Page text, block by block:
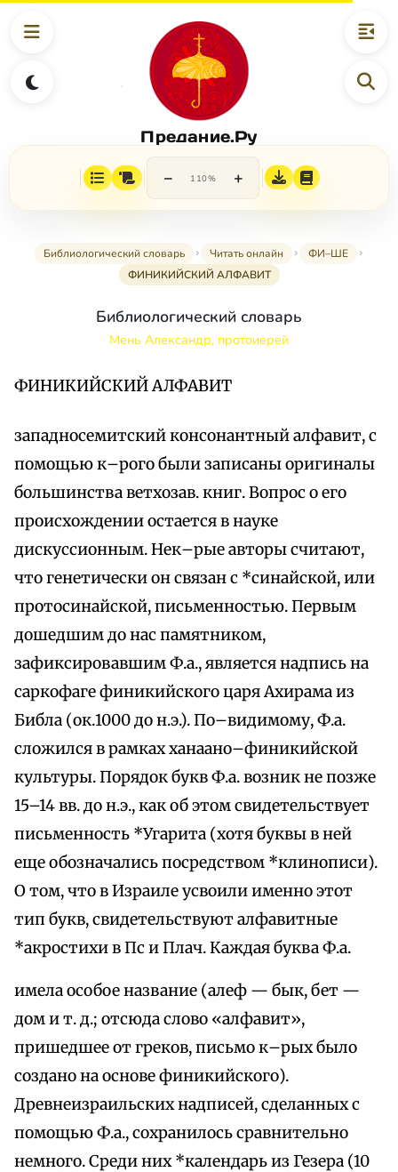
Предание.Ру
− 110% +
Библиологический словарь Читать онлайн
ФИ–ШЕ
ФИНИКИЙСКИЙ АЛФАВИТ
Библиологический словарь
Мень Александр, протоиерей
ФИНИКИЙСКИЙ АЛФАВИТ
западносемитский консонантный алфавит, с
помощью к–рого были записаны оригиналы
большинства ветхозав. книг. Вопрос о его
происхождении остается в науке
дискуссионным. Нек–рые авторы считают,
что генетически он связан с *синайской, или
протосинайской, письменностью. Первым
дошедшим до нас памятником,
зафиксировавшим Ф.а., является надпись на
саркофаге финикийского царя Ахирама из
Библа (ок.1000 до н.э.). По–видимому, Ф.а.
сложился в рамках ханаано–финикийской
культуры. Порядок букв Ф.а. возник не позже
15–14 вв. до н.э., как об этом свидетельствует
письменность *Угарита (хотя буквы в ней
еще обозначались посредством *клинописи).
О том, что в Израиле усвоили именно этот
тип букв, свидетельствуют алфавитные
*акростихи в Пс и Плач. Каждая буква Ф.а.
имела особое название (алеф — бык, бет —
дом и т. д.; отсюда слово «алфавит»,
пришедшее от греков, письмо к–рых было
создано на основе финикийского).
Древнеизраильских надписей, сделанных с
помощью Ф.а., сохранилось сравнительно
немного. Среди них *календарь из Гезера (10